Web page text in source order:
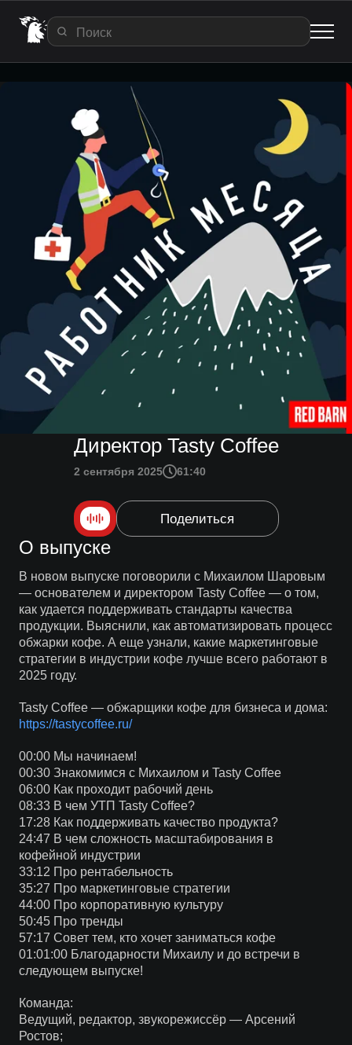
Директор Tasty Coffee
2 сентября 2025 61:40
Поделиться
О выпуске
В новом выпуске поговорили с Михаилом Шаровым
— основателем и директором Tasty Coffee — о том,
как удается поддерживать стандарты качества
продукции. Выяснили, как автоматизировать процесс
обжарки кофе. А еще узнали, какие маркетинговые
стратегии в индустрии кофе лучше всего работают в
2025 году.
Tasty Coffee — обжарщики кофе для бизнеса и дома:
https://tastycoffee.ru/
00:00 Мы начинаем!
00:30 Знакомимся с Михаилом и Tasty Coffee
06:00 Как проходит рабочий день
08:33 В чем УТП Tasty Coffee?
17:28 Как поддерживать качество продукта?
24:47 В чем сложность масштабирования в
кофейной индустрии
33:12 Про рентабельность
35:27 Про маркетинговые стратегии
44:00 Про корпоративную культуру
50:45 Про тренды
57:17 Совет тем, кто хочет заниматься кофе
01:01:00 Благодарности Михаилу и до встречи в
следующем выпуске!
Команда:
Ведущий, редактор, звукорежиссёр — Арсений
Ростов;